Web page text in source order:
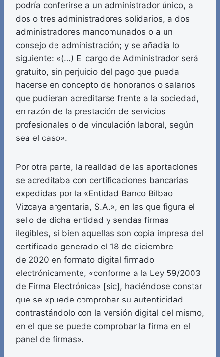
podría conferirse a un administrador único, a
dos o tres administradores solidarios, a dos
administradores mancomunados o a un
consejo de administración; y se añadía lo
siguiente: «(…) El cargo de Administrador será
gratuito, sin perjuicio del pago que pueda
hacerse en concepto de honorarios o salarios
que pudieran acreditarse frente a la sociedad,
en razón de la prestación de servicios
profesionales o de vinculación laboral, según
sea el caso».
Por otra parte, la realidad de las aportaciones
se acreditaba con certificaciones bancarias
expedidas por la «Entidad Banco Bilbao
Vizcaya argentaria, S.A.», en las que figura el
sello de dicha entidad y sendas firmas
ilegibles, si bien aquellas son copia impresa del
certificado generado el 18 de diciembre
de 2020 en formato digital firmado
electrónicamente, «conforme a la Ley 59/2003
de Firma Electrónica» [sic], haciéndose constar
que se «puede comprobar su autenticidad
contrastándolo con la versión digital del mismo,
en el que se puede comprobar la firma en el
panel de firmas».